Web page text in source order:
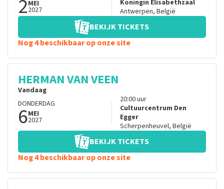
2MEI
2027
Koningin Elisabethzaal
Antwerpen, België
BEKIJK TICKETS
Nog 4 beschikbaar op onze site
HERMAN VAN VEEN
Vandaag
DONDERDAG
6MEI
2027
20:00uur
Cultuurcentrum Den
Egger
Scherpenheuvel, België
BEKIJK TICKETS
Nog 4 beschikbaar op onze site